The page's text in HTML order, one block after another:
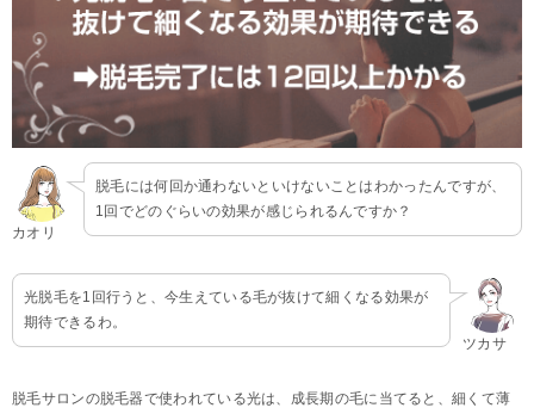
カオリ
脱毛には何回か通わないといけないことはわかったんですが、
1回でどのぐらいの効果が感じられるんですか？
ツカサ
光脱毛を1回行うと、今生えている毛が抜けて細くなる効果が
期待できるわ。
脱毛サロンの脱毛器で使われている光は、成長期の毛に当てると、細くて薄